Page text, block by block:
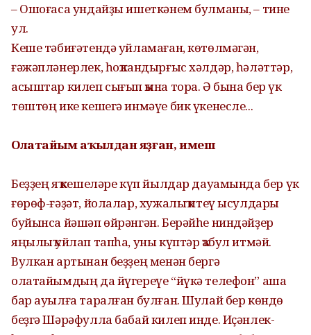
– Ошоғаса ундайҙы ишеткәнем булманы, – тине
ул.
Кеше тәбиғәтендә уйламаған, көтөлмәгән,
ғәжәпләнерлек, һоҡландырғыс хәлдәр, һәләттәр,
асыштар килеп сығып ҡына тора. Ә бына бер үк
төштөң ике кешегә инмәүе бик үкенесле...
Олатайым аҡылдан яҙған, имеш
Беҙҙең яҡ кешеләре күп йылдар дауамында бер үк
ғөрөф-ғәҙәт, йолалар, хужалыҡ итеү ысулдары
буйынса йәшәп өйрәнгән. Берәйһе ниндәйҙер
яңылыҡ уйлап тапһа, уны күптәр ҡабул итмәй.
Вулкан артынан беҙҙең менән бергә
олатайымдың да йүгереүе “йүкә телефон” аша
бар ауылға таралған булған. Шулай бер көндө
беҙгә Шәрәфулла бабай килеп инде. Иҫәнлек-